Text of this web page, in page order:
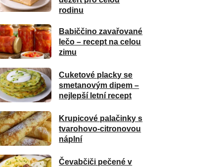
rodinu
Babiččino zavařované
lečo – recept na celou
zimu
Cuketové placky se
smetanovým dipem –
nejlepší letní recept
Krupicové palačinky s
tvarohovo-citronovou
náplní
Čevabčiči pečené v